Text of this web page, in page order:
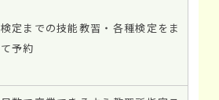
定までの技能教習・各種検定をま
予約